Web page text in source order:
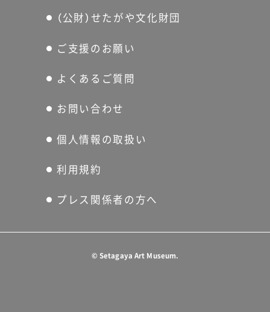
（公財）せたがや文化財団
ご支援のお願い
よくあるご質問
お問い合わせ
個人情報の取扱い
利用規約
プレス関係者の方へ
© Setagaya Art Museum.